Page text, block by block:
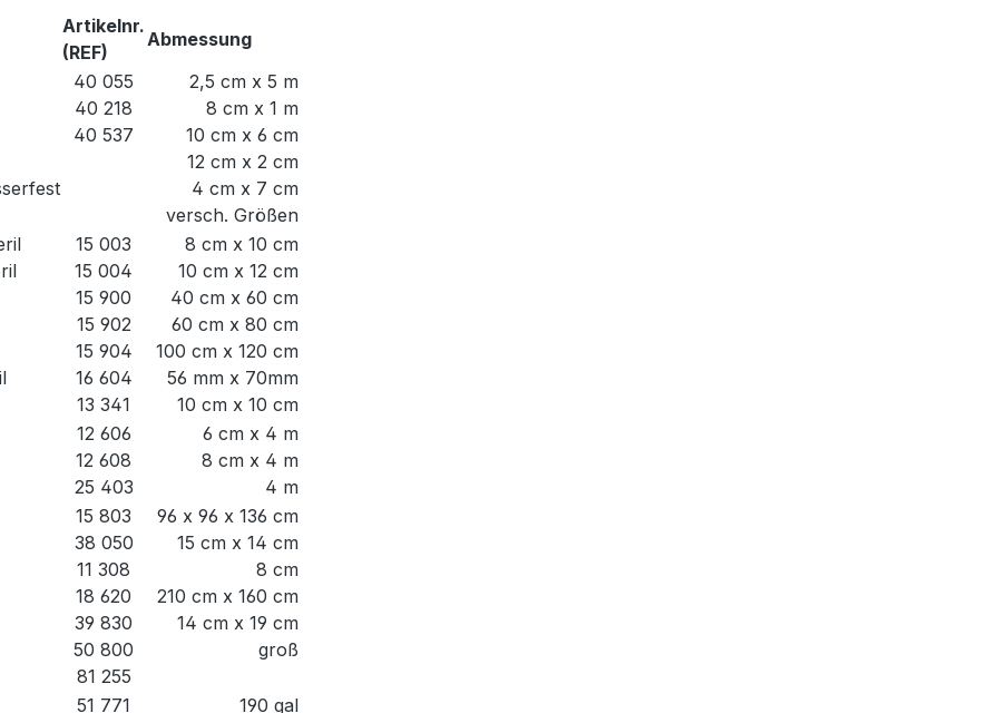
Artikelnr.
(REF)
Abmessung
40 055
40 218
40 537
2,5 cm x 5 m
8 cm x 1 m
10 cm x 6 cm
12 cm x 2 cm
4 cm x 7 cm
versch. Größen
15 003
15 004
15 900
15 902
15 904
16 604
13 341
8 cm x 10 cm
10 cm x 12 cm
40 cm x 60 cm
60 cm x 80 cm
100 cm x 120 cm
56 mm x 70mm
10 cm x 10 cm
12 606
12 608
25 403
6 cm x 4 m
8 cm x 4 m
4 m
15 803
38 050
11 308
18 620
39 830
50 800
81 255
96 x 96 x 136 cm
15 cm x 14 cm
8 cm
210 cm x 160 cm
14 cm x 19 cm
groß
51 771 190 gal